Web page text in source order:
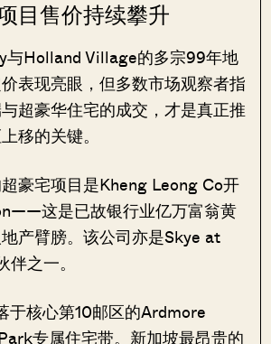
目售价持续攀升
与Holland Village的多宗99年地
表现亮眼，但多数市场观察者指
超豪华住宅的成交，才是真正推
移的关键。
豪宅项目是Kheng Leong Co开
这是已故银行业亿万富翁黄
产臂膀。该公司亦是Skye at
之一。
于核心第10邮区的Ardmore
专属住宅带。新加坡最昂贵的